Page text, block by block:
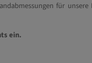
für
ein.